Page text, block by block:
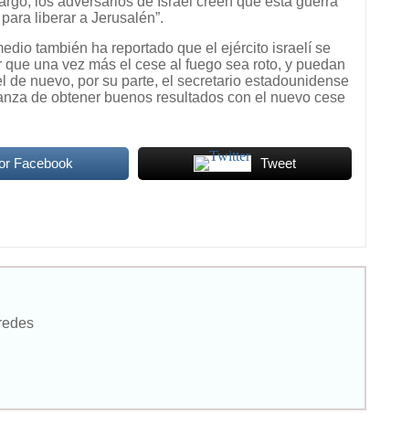
liberar a Jerusalén”.
también ha reportado que el ejército israelí se
una vez más el cese al fuego sea roto, y puedan
de nuevo, por su parte, el secretario estadounidense
de obtener buenos resultados con el nuevo cese
Facebook Tweet